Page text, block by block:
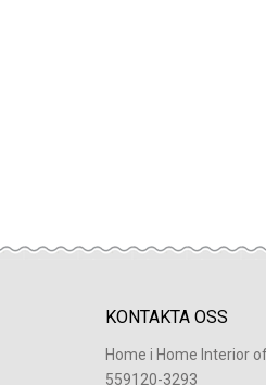
KONTAKTA OSS
Home i Home Interior
559120-3293